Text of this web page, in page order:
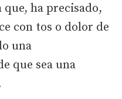
ha precisado,
con tos o dolor de
una
que sea una